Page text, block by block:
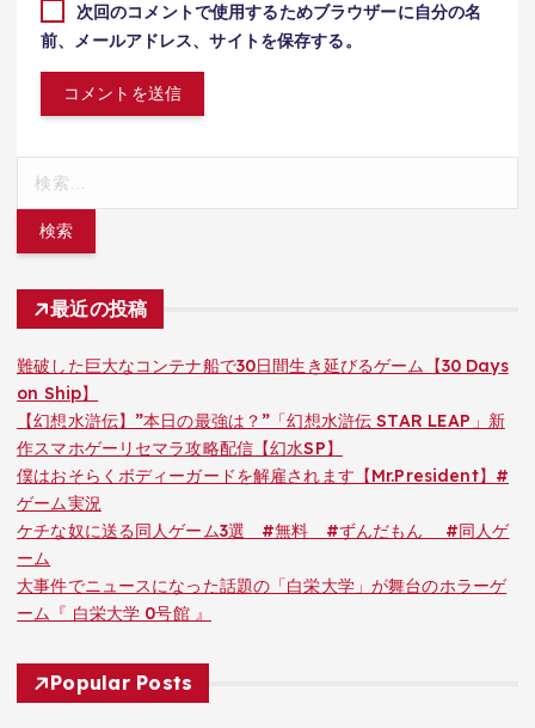
次回のコメントで使用するためブラウザーに自分の名
前、メールアドレス、サイトを保存する。
最近の投稿
難破した巨大なコンテナ船で30日間生き延びるゲーム【30 Days
on Ship】
【幻想水滸伝】”本日の最強は？”「幻想水滸伝 STAR LEAP」新
作スマホゲーリセマラ攻略配信【幻水SP】
僕はおそらくボディーガードを解雇されます【Mr.President】#
ゲーム実況
ケチな奴に送る同人ゲーム3選 #無料 #ずんだもん #同人ゲ
ーム
大事件でニュースになった話題の「白栄大学」が舞台のホラーゲ
ーム『 白栄大学 0号館 』
Popular Posts